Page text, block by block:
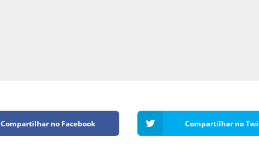
Compartilhar no Facebook Compartilhar no